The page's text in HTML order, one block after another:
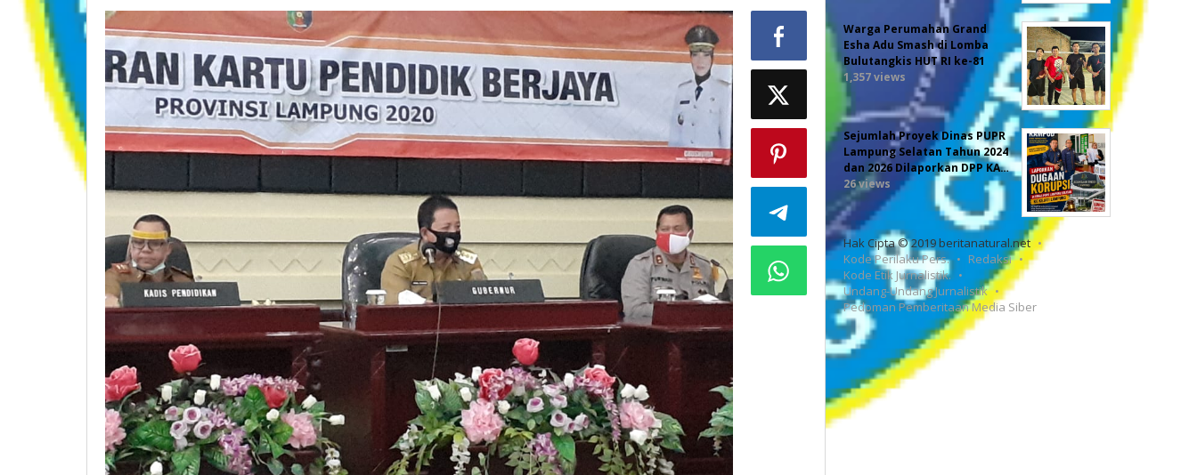
Warga Perumahan Grand
Esha Adu Smash di Lomba
Bulutangkis HUT RI ke-81
1,357 views
Sejumlah Proyek Dinas PUPR
Lampung Selatan Tahun 2024
dan 2026 Dilaporkan DPP KA…
26 views
Hak Cipta © 2019 beritanatural.net
Kode Perilaku Pers.
Redaksi
Kode Etik Jurnalistik.
Undang-Undang Jurnalistik
Pedoman Pemberitaan Media Siber